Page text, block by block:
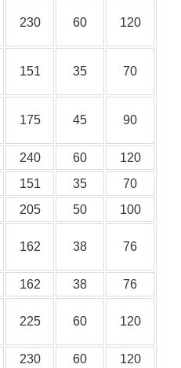
230 60 120
151 35 70
175 45 90
240 60
120
151 35
70
205 50
100
162 38 76
162 38
76
225 60 120
230 60 120